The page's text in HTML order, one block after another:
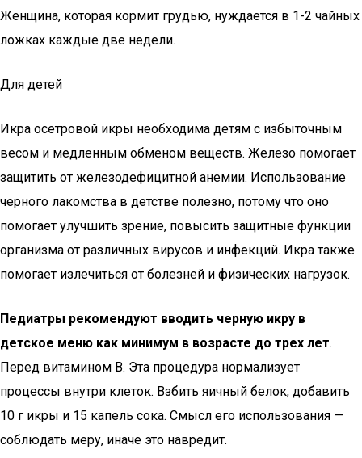
Женщина, которая кормит грудью, нуждается в 1-2 чайных
ложках каждые две недели.
Для детей
Икра осетровой икры необходима детям с избыточным
весом и медленным обменом веществ. Железо помогает
защитить от железодефицитной анемии. Использование
черного лакомства в детстве полезно, потому что оно
помогает улучшить зрение, повысить защитные функции
организма от различных вирусов и инфекций. Икра также
помогает излечиться от болезней и физических нагрузок.
Педиатры рекомендуют вводить черную икру в
детское меню как минимум в возрасте до трех лет.
Перед витамином В. Эта процедура нормализует
процессы внутри клеток. Взбить яичный белок, добавить
10 г икры и 15 капель сока. Смысл его использования —
соблюдать меру, иначе это навредит.